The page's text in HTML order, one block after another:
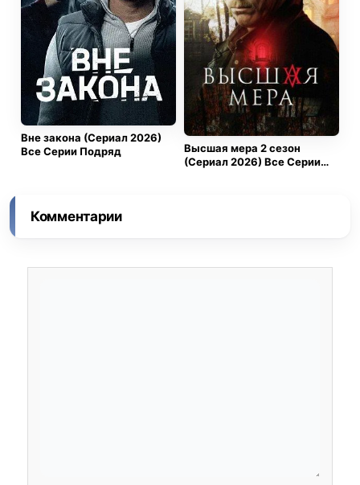
Вне закона (Сериал 2026)
Все Серии Подряд
Высшая мера 2 сезон
(Сериал 2026) Все Серии
Комментарии